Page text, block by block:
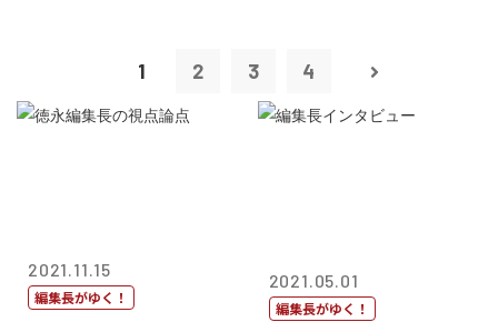
1 2 3 4
2021.11.15
編集長がゆく！
2021.05.01
編集長がゆく！